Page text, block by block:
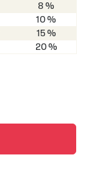
8 %
10 %
15 %
20 %